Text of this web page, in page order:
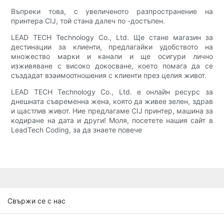
Въпреки това, с увеличеното разпространение на
принтера CIJ, той стана далеч по -достъпен.
LEAD TECH Technology Co., Ltd. Ще стане магазин за
дестинации за клиенти, предлагайки удобството на
множество марки и канали и ще осигури лично
изживяване с високо докосване, което помага да се
създадат взаимоотношения с клиенти през целия живот.
LEAD TECH Technology Co., Ltd. е онлайн ресурс за
днешната съвременна жена, която да живее зелен, здрав
и щастлив живот. Ние предлагаме CIJ принтер, машина за
кодиране на дата и други! Моля, посетете нашия сайт в
LeadTech Coding, за да знаете повече
Свържи се с нас